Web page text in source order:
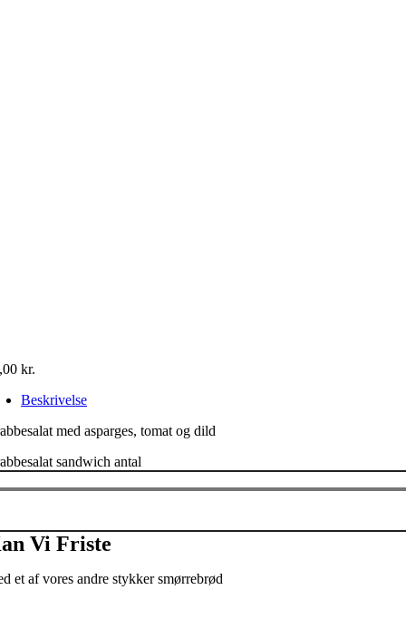
kr.
Beskrivelse
med asparges, tomat og dild
sandwich antal
Vi Friste
et af vores andre stykker smørrebrød